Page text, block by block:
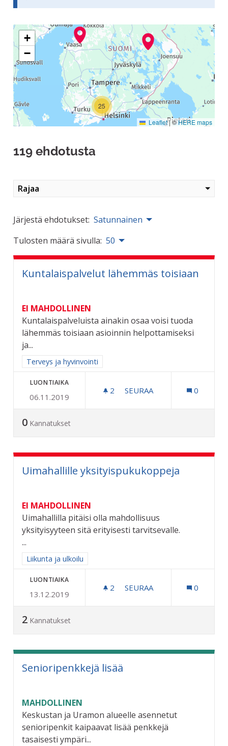
Seuraavassa elementissä on kartta, joka esittää
25
+
−
Leaflet|©HERE maps
119 ehdotusta
Rajaa
Järjestä ehdotukset: Satunnainen
Tulosten määrä sivulla: 50
Kuntalaispalvelut lähemmäs toisiaan
EI MAHDOLLINEN
Kuntalaispalveluista ainakin osaa voisi tuoda
lähemmäs toisiaan asioinnin helpottamiseksi
ja...
Rajaa tulokset aihepiirin mukaan: Terveys ja hyvinvointi
Terveys ja hyvinvointi
LUONTIAIKA
06.11.2019
2 2 SEURAAJAA
SEURAA 0
0 Kannatukset
Uimahallille yksityispukukoppeja
EI MAHDOLLINEN
Uimahallilla pitäisi olla mahdollisuus
yksityisyyteen sitä erityisesti tarvitsevalle.
...
Rajaa tulokset aihepiirin mukaan: Liikunta ja ulkoilu
Liikunta ja ulkoilu
LUONTIAIKA
13.12.2019
2 2 SEURAAJAA
SEURAA 0
2 Kannatukset
Senioripenkkejä lisää
MAHDOLLINEN
Keskustan ja Uramon alueelle asennetut
senioripenkit kaipaavat lisää penkkejä
tasaisesti ympäri...